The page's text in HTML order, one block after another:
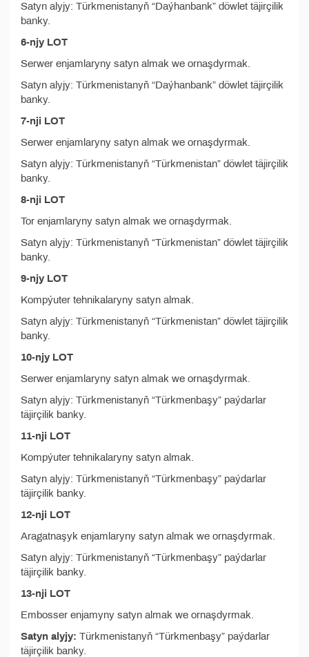
Satyn alyjy: Türkmenistanyň “Daýhanbank” döwlet täjirçilik
banky.
6-njy LOT
Serwer enjamlaryny satyn almak we ornaşdyrmak.
Satyn alyjy: Türkmenistanyň “Daýhanbank” döwlet täjirçilik
banky.
7-nji LOT
Serwer enjamlaryny satyn almak we ornaşdyrmak.
Satyn alyjy: Türkmenistanyň “Türkmenistan” döwlet täjirçilik
banky.
8-nji LOT
Tor enjamlaryny satyn almak we ornaşdyrmak.
Satyn alyjy: Türkmenistanyň “Türkmenistan” döwlet täjirçilik
banky.
9-njy LOT
Kompýuter tehnikalaryny satyn almak.
Satyn alyjy: Türkmenistanyň “Türkmenistan” döwlet täjirçilik
banky.
10-njy LOT
Serwer enjamlaryny satyn almak we ornaşdyrmak.
Satyn alyjy: Türkmenistanyň “Türkmenbaşy” paýdarlar
täjirçilik banky.
11-nji LOT
Kompýuter tehnikalaryny satyn almak.
Satyn alyjy: Türkmenistanyň “Türkmenbaşy” paýdarlar
täjirçilik banky.
12-nji LOT
Aragatnaşyk enjamlaryny satyn almak we ornaşdyrmak.
Satyn alyjy: Türkmenistanyň “Türkmenbaşy” paýdarlar
täjirçilik banky.
13-nji LOT
Embosser enjamyny satyn almak we ornaşdyrmak.
Satyn alyjy: Türkmenistanyň “Türkmenbaşy” paýdarlar
täjirçilik banky.